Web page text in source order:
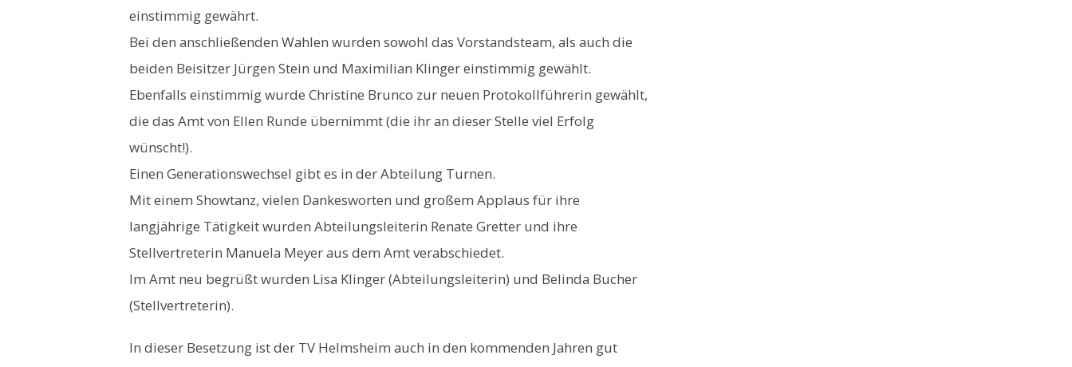
einstimmig gewährt.
Bei den anschließenden Wahlen wurden sowohl das Vorstandsteam, als auch die
beiden Beisitzer Jürgen Stein und Maximilian Klinger einstimmig gewählt.
Ebenfalls einstimmig wurde Christine Brunco zur neuen Protokollführerin gewählt,
die das Amt von Ellen Runde übernimmt (die ihr an dieser Stelle viel Erfolg
wünscht!).
Einen Generationswechsel gibt es in der Abteilung Turnen.
Mit einem Showtanz, vielen Dankesworten und großem Applaus für ihre
langjährige Tätigkeit wurden Abteilungsleiterin Renate Gretter und ihre
Stellvertreterin Manuela Meyer aus dem Amt verabschiedet.
Im Amt neu begrüßt wurden Lisa Klinger (Abteilungsleiterin) und Belinda Bucher
(Stellvertreterin).
In dieser Besetzung ist der TV Helmsheim auch in den kommenden Jahren gut